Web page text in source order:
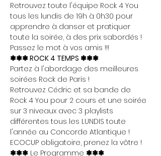
Retrouvez toute l'équipe Rock 4 You
tous les lundis de 19h à 0h30 pour
apprendre à danser et pratiquer
toute la soirée, à des prix sabordés !
Passez le mot à vos amis !!!
❃❃❃ ROCK 4 TEMPS ❃❃❃
Partez à l'abordage des meilleures
soirées Rock de Paris !
Retrouvez Cédric et sa bande de
Rock 4 You pour 2 cours et une soirée
sur 3 niveaux avec 3 playlists
différentes tous les LUNDIS toute
l'année au Concorde Atlantique !
ECOCUP obligatoire, prenez la vôtre !
❃❃❃ Le Programme ❃❃❃